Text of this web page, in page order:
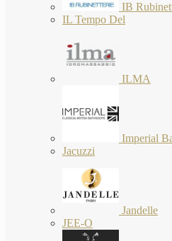
IB
IL Tempo Del
ILMA
Imperial
Jacuzzi
Jandelle
JEE-O